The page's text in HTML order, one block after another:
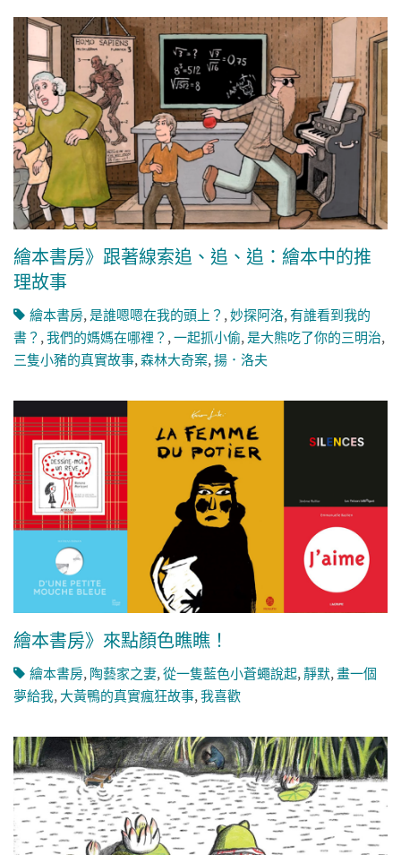
繪本書房》跟著線索追、追、追：繪本中的推
理故事
繪本書房,是誰嗯嗯在我的頭上？ ,妙探阿洛,有誰看到我的
書？ ,我們的媽媽在哪裡？ ,一起抓小偷,是大熊吃了你的三明治,
三隻小豬的真實故事,森林大奇案,揚．洛夫
繪本書房》來點顏色瞧瞧！
繪本書房, 陶藝家之妻,從一隻藍色小蒼蠅說起,靜默,畫一個
夢給我, 大黃鴨的真實瘋狂故事,我喜歡